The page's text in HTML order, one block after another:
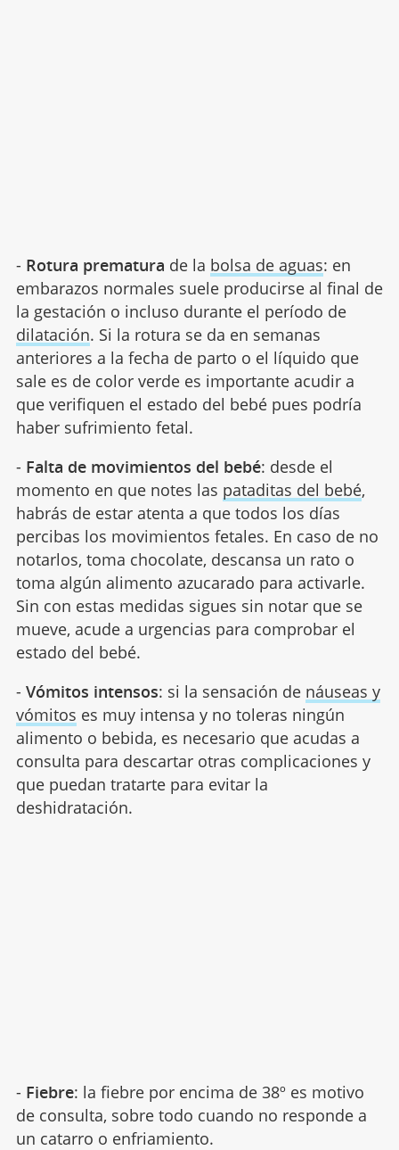
- Rotura prematura de la bolsa de aguas: en
embarazos normales suele producirse al final de
la gestación o incluso durante el período de
dilatación. Si la rotura se da en semanas
anteriores a la fecha de parto o el líquido que
sale es de color verde es importante acudir a
que verifiquen el estado del bebé pues podría
haber sufrimiento fetal.
- Falta de movimientos del bebé: desde el
momento en que notes las pataditas del bebé,
habrás de estar atenta a que todos los días
percibas los movimientos fetales. En caso de no
notarlos, toma chocolate, descansa un rato o
toma algún alimento azucarado para activarle.
Sin con estas medidas sigues sin notar que se
mueve, acude a urgencias para comprobar el
estado del bebé.
- Vómitos intensos: si la sensación de náuseas y
vómitos es muy intensa y no toleras ningún
alimento o bebida, es necesario que acudas a
consulta para descartar otras complicaciones y
que puedan tratarte para evitar la
deshidratación.
- Fiebre: la fiebre por encima de 38º es motivo
de consulta, sobre todo cuando no responde a
un catarro o enfriamiento.